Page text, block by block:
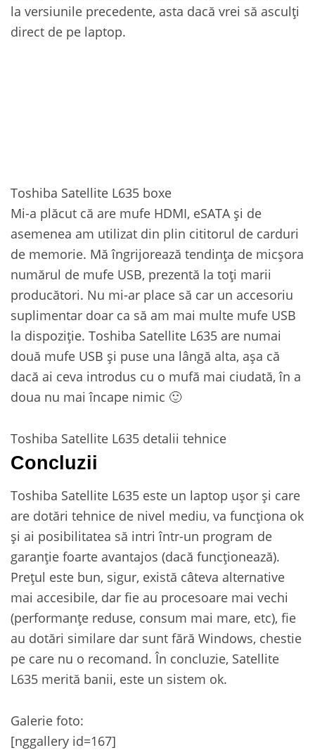
la versiunile precedente, asta dacă vrei să asculți
direct de pe laptop.
Toshiba Satellite L635 boxe
Mi-a plăcut că are mufe HDMI, eSATA și de
asemenea am utilizat din plin cititorul de carduri
de memorie. Mă îngrijorează tendința de micșora
numărul de mufe USB, prezentă la toți marii
producători. Nu mi-ar place să car un accesoriu
suplimentar doar ca să am mai multe mufe USB
la dispoziție. Toshiba Satellite L635 are numai
două mufe USB și puse una lângă alta, așa că
dacă ai ceva introdus cu o mufă mai ciudată, în a
doua nu mai încape nimic 🙂
Toshiba Satellite L635 detalii tehnice
Concluzii
Toshiba Satellite L635 este un laptop ușor și care
are dotări tehnice de nivel mediu, va funcționa ok
și ai posibilitatea să intri într-un program de
garanție foarte avantajos (dacă funcționează).
Prețul este bun, sigur, există câteva alternative
mai accesibile, dar fie au procesoare mai vechi
(performanțe reduse, consum mai mare, etc), fie
au dotări similare dar sunt fără Windows, chestie
pe care nu o recomand. În concluzie, Satellite
L635 merită banii, este un sistem ok.
Galerie foto:
[nggallery id=167]